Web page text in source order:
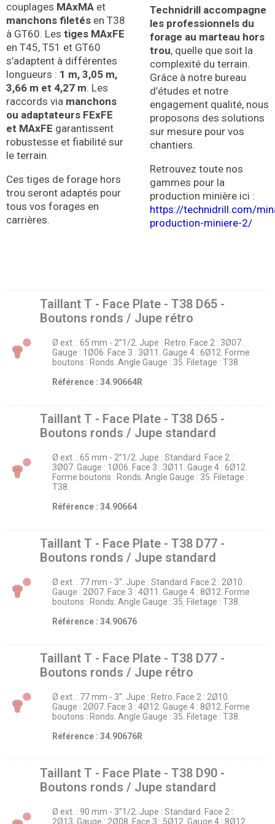
couplages MAxMA et
manchons filetés en T38
à GT60. Les tiges MAxFE
en T45, T51 et GT60
s’adaptent à différentes
longueurs : 1 m, 3,05 m,
3,66 m et 4,27 m. Les
raccords via manchons
ou adaptateurs FExFE
et MAxFE garantissent
robustesse et fiabilité sur
le terrain.
Ces tiges de forage hors
trou seront adaptés pour
tous vos forages en
carrières.
Technidrill accompagne
les professionnels du
forage au marteau hors
trou, quelle que soit la
complexité du terrain.
Grâce à notre bureau
d’études et notre
engagement qualité, nous
proposons des solutions
sur mesure pour vos
chantiers.
Retrouvez toute nos
gammes pour la
production minière ici :
https://technidrill.com/
production-miniere-2/
Taillant T - Face Plate - T38 D65 -
Boutons ronds / Jupe rétro
Ø ext. : 65 mm - 2’’1/2. Jupe : Retro. Face 2 : 3Ø07.
Gauge : 1Ø06. Face 3 : 3Ø11. Gauge 4 : 6Ø12. Forme
boutons : Ronds. Angle Gauge : 35. Filetage : T38.
Référence : 34.90664R
Taillant T - Face Plate - T38 D65 -
Boutons ronds / Jupe standard
Ø ext. : 65 mm - 2’’1/2. Jupe : Standard. Face 2 :
3Ø07. Gauge : 1Ø06. Face 3 : 3Ø11. Gauge 4 : 6Ø12.
Forme boutons : Ronds. Angle Gauge : 35. Filetage :
T38.
Référence : 34.90664
Taillant T - Face Plate - T38 D77 -
Boutons ronds / Jupe standard
Ø ext. : 77 mm - 3''. Jupe : Standard. Face 2 : 2Ø10.
Gauge : 2Ø07. Face 3 : 4Ø11. Gauge 4 : 8Ø12. Forme
boutons : Ronds. Angle Gauge : 35. Filetage : T38.
Référence : 34.90676
Taillant T - Face Plate - T38 D77 -
Boutons ronds / Jupe rétro
Ø ext. : 77 mm - 3''. Jupe : Retro. Face 2 : 2Ø10.
Gauge : 2Ø07. Face 3 : 4Ø12. Gauge 4 : 8Ø12. Forme
boutons : Ronds. Angle Gauge : 35. Filetage : T38.
Référence : 34.90676R
Taillant T - Face Plate - T38 D90 -
Boutons ronds / Jupe standard
Ø ext. : 90 mm - 3’’1/2. Jupe : Standard. Face 2 :
2Ø13. Gauge : 2Ø08. Face 3 : 5Ø12. Gauge 4 : 8Ø12.